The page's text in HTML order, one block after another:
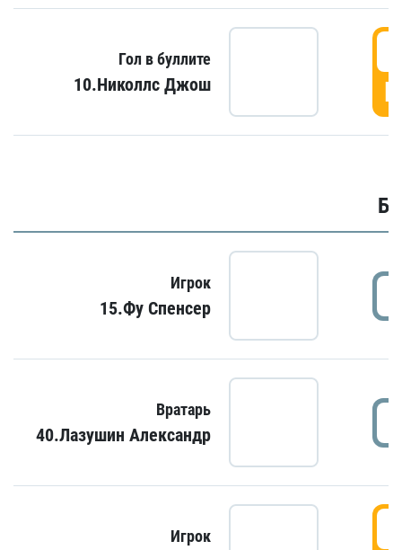
Гол в буллите
10.Николлс Джош
Игрок
15.Фу Спенсер
Вратарь
40.Лазушин Александр
Игрок